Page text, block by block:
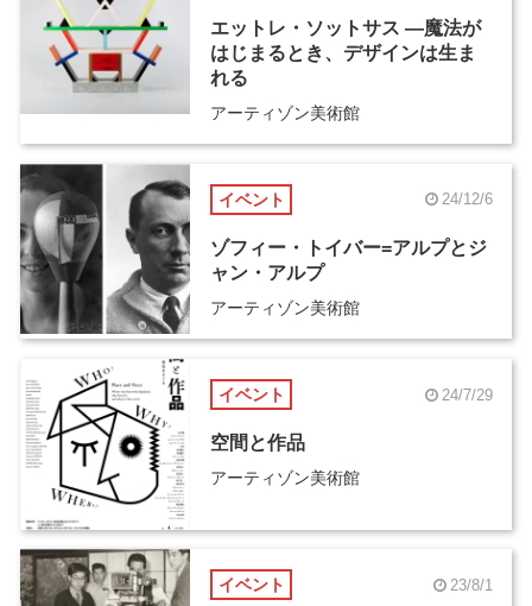
エットレ・ソットサス ―魔法が
はじまるとき、デザインは生ま
れる
アーティゾン美術館
イベント 24/12/6
ゾフィー・トイバー=アルプとジ
ャン・アルプ
アーティゾン美術館
イベント 24/7/29
空間と作品
アーティゾン美術館
イベント 23/8/1